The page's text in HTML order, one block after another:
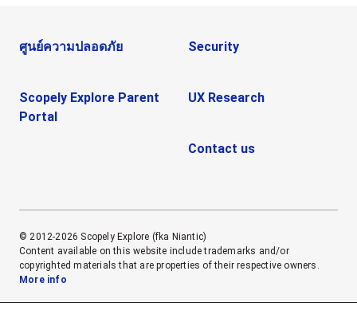
ศูนย์ความปลอดภัย
Scopely Explore Parent
Portal
Security
UX Research
Contact us
© 2012-2026 Scopely Explore (fka Niantic)
Content available on this website include trademarks and/or
copyrighted materials that are properties of their respective owners.
More info